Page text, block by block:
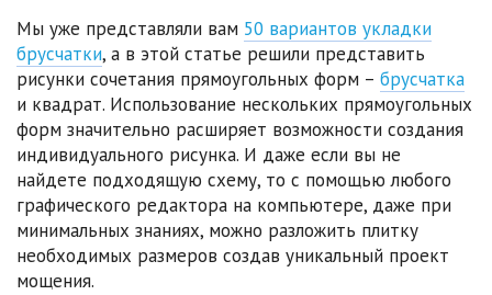
Мы уже представляли вам 50 вариантов укладки
брусчатки, а в этой статье решили представить
рисунки сочетания прямоугольных форм – брусчатка
и квадрат. Использование нескольких прямоугольных
форм значительно расширяет возможности создания
индивидуального рисунка. И даже если вы не
найдете подходящую схему, то с помощью любого
графического редактора на компьютере, даже при
минимальных знаниях, можно разложить плитку
необходимых размеров создав уникальный проект
мощения.